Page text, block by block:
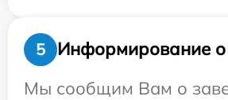
5
Информирование о
Мы сообщим Вам о